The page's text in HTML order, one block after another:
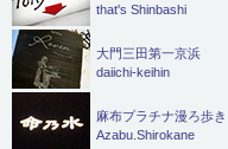
that's Shinbashi
大門三田第一京浜
daiichi-keihin
麻布プラチナ漫ろ歩き
Azabu.Shirokane